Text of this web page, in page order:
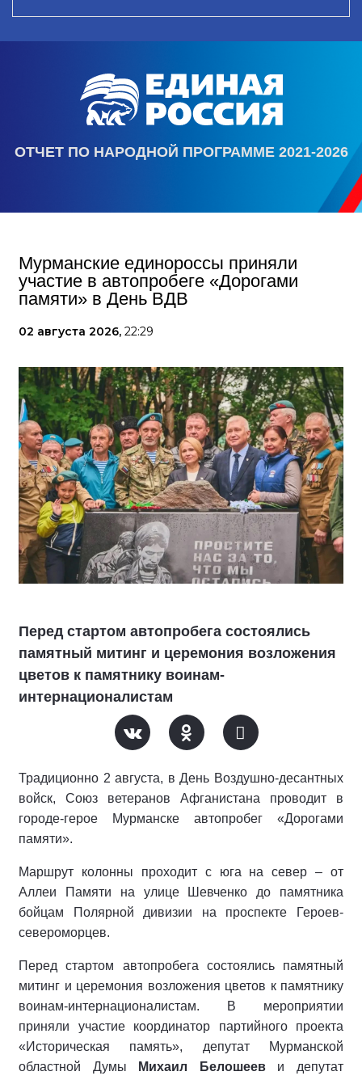
ОТЧЕТ ПО НАРОДНОЙ ПРОГРАММЕ 2021-2026
Мурманские единороссы приняли
участие в автопробеге «Дорогами
памяти» в День ВДВ
02 августа 2026, 22:29
Перед стартом автопробега состоялись
памятный митинг и церемония возложения
цветов к памятнику воинам-
интернационалистам
Традиционно 2 августа, в День Воздушно-десантных
войск, Союз ветеранов Афганистана проводит в
городе-герое Мурманске автопробег «Дорогами
памяти».
Маршрут колонны проходит с юга на север – от
Аллеи Памяти на улице Шевченко до памятника
бойцам Полярной дивизии на проспекте Героев-
североморцев.
Перед стартом автопробега состоялись памятный
митинг и церемония возложения цветов к памятнику
воинам-интернационалистам. В мероприятии
приняли участие координатор партийного проекта
«Историческая память», депутат Мурманской
областной Думы
Михаил Белошееви депутат